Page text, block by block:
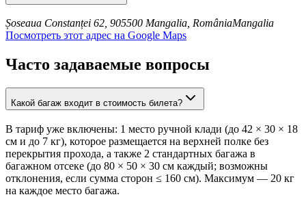
Șoseaua Constanței 62, 905500 Mangalia, RomâniaMangalia
Посмотреть этот адрес на Google Maps
Часто задаваемые вопросы
Какой багаж входит в стоимость билета?
В тариф уже включены: 1 место ручной клади (до 42 × 30 × 18
см и до 7 кг), которое размещается на верхней полке без
перекрытия прохода, а также 2 стандартных багажа в
багажном отсеке (до 80 × 50 × 30 см каждый; возможны
отклонения, если сумма сторон ≤ 160 см). Максимум — 20 кг
на каждое место багажа.